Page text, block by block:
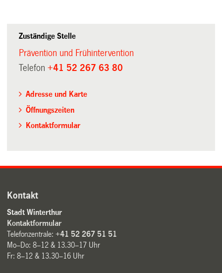
Zuständige Stelle
Prävention und Frühintervention
Telefon+41 52 267 63 80
Adresse und Karte
Öffnungszeiten
Kontaktformular
Kontakt
Stadt Winterthur
Kontaktformular
Telefonzentrale:+41 52 267 51 51
Mo–Do: 8–12 & 13.30–17 Uhr
Fr: 8–12 & 13.30–16 Uhr